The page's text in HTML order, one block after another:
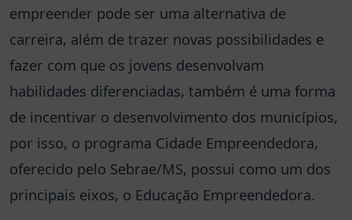
empreender pode ser uma alternativa de
carreira, além de trazer novas possibilidades e
fazer com que os jovens desenvolvam
habilidades diferenciadas, também é uma forma
de incentivar o desenvolvimento dos municípios,
por isso, o programa Cidade Empreendedora,
oferecido pelo Sebrae/MS, possui como um dos
principais eixos, o Educação Empreendedora.